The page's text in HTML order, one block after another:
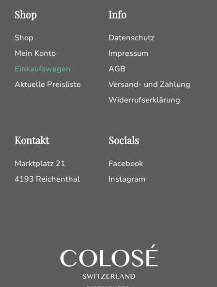
Shop
Shop
Mein Konto
Einkaufswagen
Aktuelle Preisliste
Info
Datenschutz
Impressum
AGB
Versand- und Zahlung
Widerrufserklärung
Kontakt
Marktplatz 21
4193 Reichenthal
Socials
Facebook
Instagram